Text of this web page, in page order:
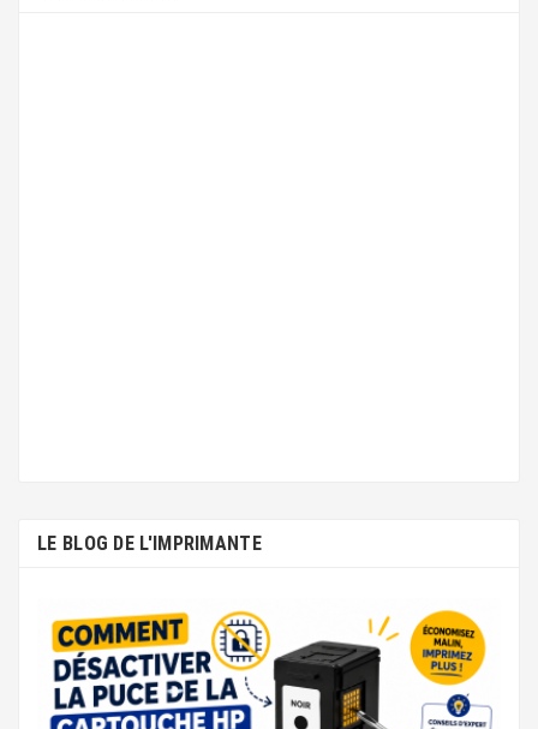
LE BLOG DE L'IMPRIMANTE